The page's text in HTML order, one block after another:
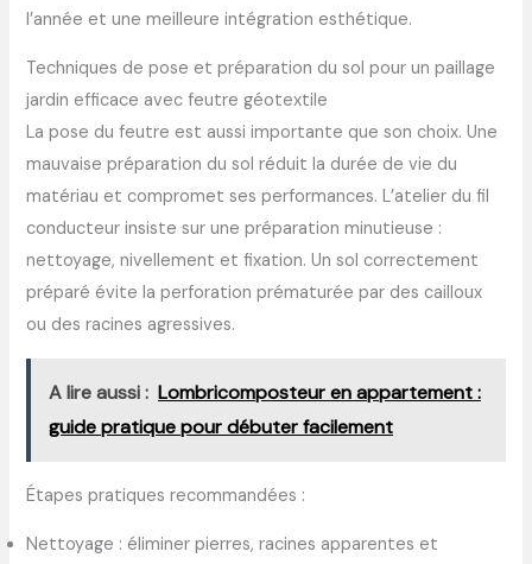
l’année et une meilleure intégration esthétique.
Techniques de pose et préparation du sol pour un paillage
jardin efficace avec feutre géotextile
La pose du feutre est aussi importante que son choix. Une
mauvaise préparation du sol réduit la durée de vie du
matériau et compromet ses performances. L’atelier du fil
conducteur insiste sur une préparation minutieuse :
nettoyage, nivellement et fixation. Un sol correctement
préparé évite la perforation prématurée par des cailloux
ou des racines agressives.
A lire aussi : Lombricomposteur en appartement :
guide pratique pour débuter facilement
Étapes pratiques recommandées :
Nettoyage : éliminer pierres, racines apparentes et